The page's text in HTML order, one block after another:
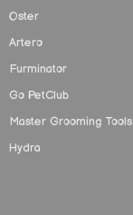
Oster
Artero
Furminator
Go PetClub
Master Grooming Tools
Hydra